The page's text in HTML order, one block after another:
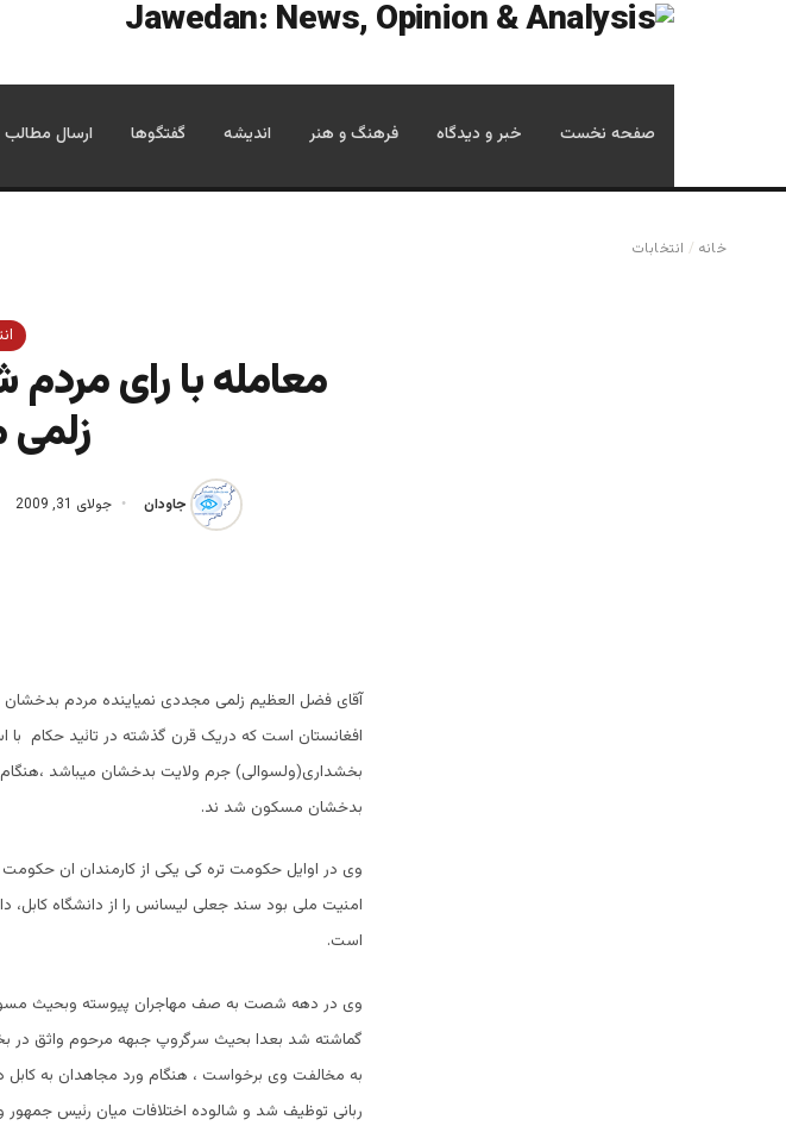
صفحه نخست خبر و دیدگاه فرهنگ و هنر اندیشه گفتگوها ارسال مطالب
خانه / انتخابات
معامله با رای
جاودان جولای 31, 2009
آقای فضل العظیم زلمی مجددی نمیاینده مردم بدخشان
افغانستان است که دریک قرن گذشته در تائید حکام با
بخشداری(ولسوالی) جرم ولایت بدخشان میباشد
بدخشان مسکون شد ند.
وی در اوایل حکومت تره کی یکی از کارمندان ان حکومت
امنیت ملی بود سند جعلی لیسانس را از دانشگاه
است.
وی در دهه شصت به صف مهاجران پیوسته وبحیث
گماشته شد بعدا بحیث سرگروپ جبهه مرحوم واثق در
ربانی توظیف شد و شالوده اختلافات میان رئیس